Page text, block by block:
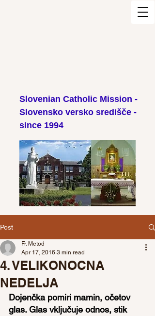
Slovenian Catholic Mission -
Slovensko versko središče -
since 1994
Post
4. VELIKONOCNA
NEDELJA
Fr. Metod
Apr 17, 2016 3 min read
Dojenčka pomiri mamin, očetov
glas. Glas vključuje odnos, stik